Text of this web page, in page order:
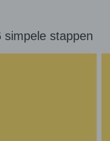
simpele stappen